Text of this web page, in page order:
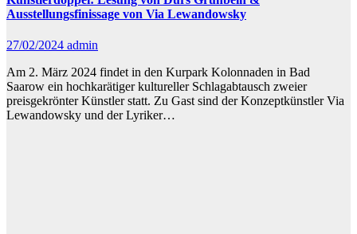
Ausstellungsfinissage von Via Lewandowsky
27/02/2024 admin
Am 2. März 2024 findet in den Kurpark Kolonnaden in Bad
Saarow ein hochkarätiger kultureller Schlagabtausch zweier
preisgekrönter Künstler statt. Zu Gast sind der Konzeptkünstler Via
Lewandowsky und der Lyriker…